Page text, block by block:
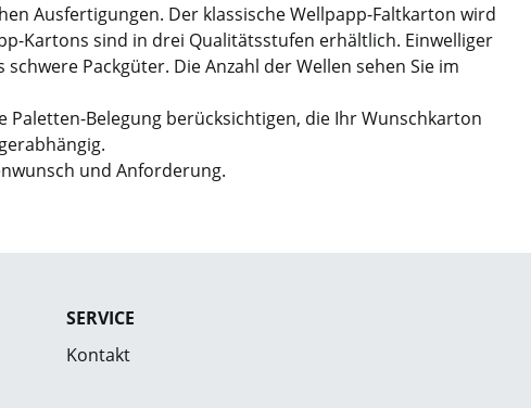
Ausfertigungen. Der klassische Wellpapp-Faltkarton wird
Kartons sind in drei Qualitätsstufen erhältlich. Einwelliger
Packgüter. Die Anzahl der Wellen sehen Sie im
Belegung berücksichtigen, die Ihr Wunschkarton
und Anforderung.
SERVICE
Kontakt